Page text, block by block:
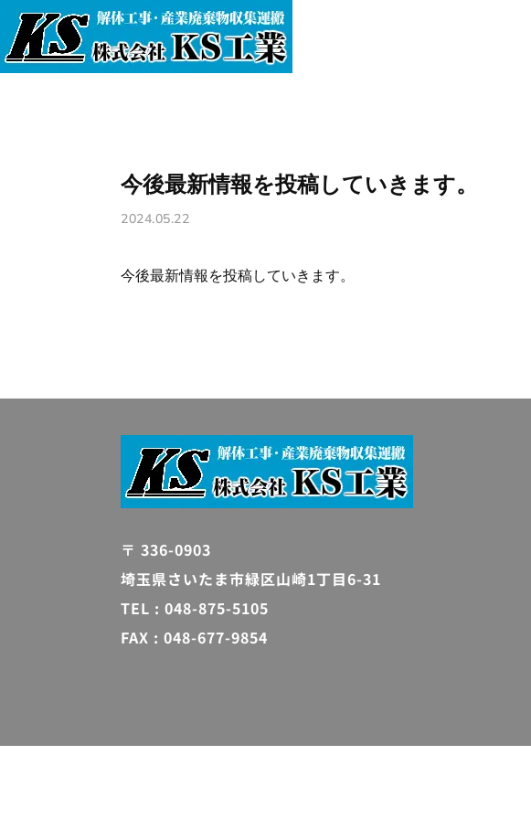
今後最新情報を投稿していきます。
2024.05.22
今後最新情報を投稿していきます。
〒 336-0903
埼玉県さいたま市緑区山崎1丁目6-31
TEL : 048-875-5105
FAX : 048-677-9854